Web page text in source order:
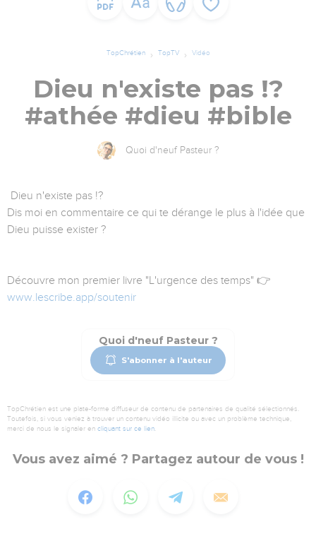
TopChrétien TopTV Vidéo
Dieu n'existe pas !?
#athée #dieu #bible
Quoi d'neuf Pasteur ?
Dieu n'existe pas !?
Dis moi en commentaire ce qui te dérange le plus à l'idée que
Dieu puisse exister ?
Découvre mon premier livre "L'urgence des temps" 👉
www.lescribe.app/soutenir
Quoi d'neuf Pasteur ?
S'abonner à l'auteur
TopChrétien est une plate-forme diffuseur de contenu de partenaires de qualité sélectionnés.
Toutefois, si vous veniez à trouver un contenu vidéo illicite ou avec un problème technique,
merci de nous le signaler en cliquant sur ce lien.
Vous avez aimé ? Partagez autour de vous !